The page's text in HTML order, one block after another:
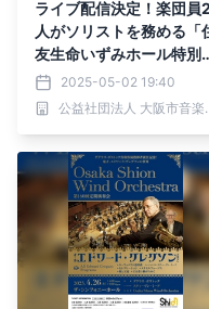
ライブ配信決定！楽団員2
人がソリストを務める「
友生命いずみホール特別
奏会 2人のコンチェル
ト」。ぜひご自宅でもご鑑
賞ください！
2025-05-02 19:40
公益社